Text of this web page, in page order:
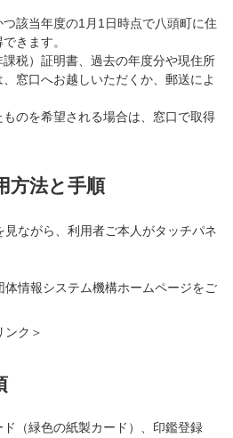
該当年度の1月1日時点で八頭町に住
きます。
税）証明書、過去の年度分や現住所
窓口へお越しいただくか、郵送によ
のを希望される場合は、窓口で取得
方法と手順
ながら、利用者ご本人がタッチパネ
情報システム機構ホームページをご
ンク＞
（緑色の紙製カード）、印鑑登録